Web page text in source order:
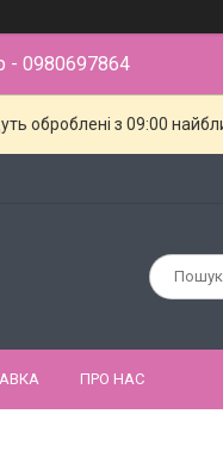
- 0980697864
оброблені з 09:00
ПРО НАС